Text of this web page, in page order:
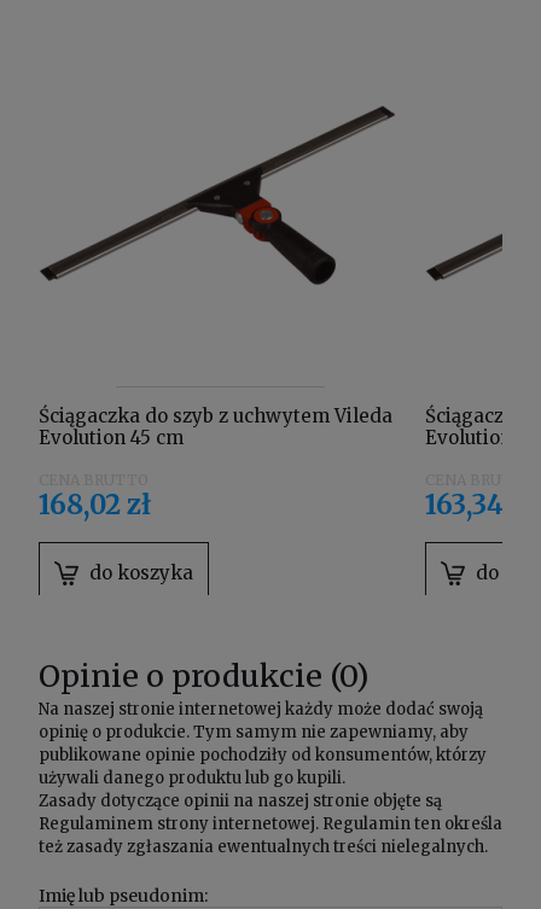
Ściągaczka do szyb z uchwytem Vileda
Evolution 45 cm
168,02 zł
do koszyka
Ściągaczka
Evolution 35
163,34 zł
do
Opinie o produkcie (0)
Na naszej stronie internetowej każdy może dodać swoją
opinię o produkcie. Tym samym nie zapewniamy, aby
publikowane opinie pochodziły od konsumentów, którzy
używali danego produktu lub go kupili.
Zasady dotyczące opinii na naszej stronie objęte są
Regulaminem strony internetowej. Regulamin ten określa
też zasady zgłaszania ewentualnych treści nielegalnych.
Imię lub pseudonim: